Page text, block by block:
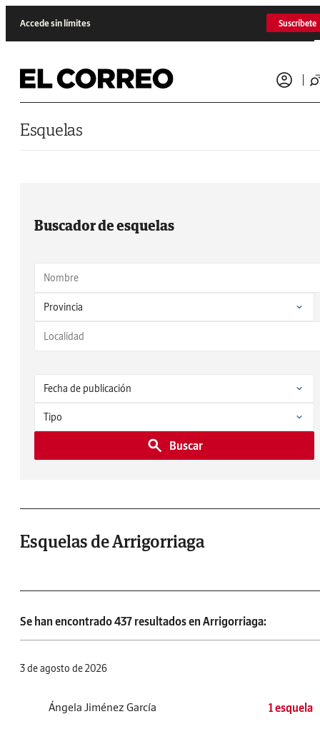
Accede sin límites Suscríbete
Esquelas
Buscador de esquelas
Buscar
Esquelas de Arrigorriaga
Se han encontrado 437 resultados en Arrigorriaga:
3 de agosto de 2026
Ángela Jiménez García 1 esquela